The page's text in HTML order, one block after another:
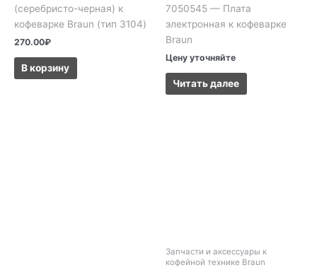
(серебристо-черная) к
кофеварке Braun (тип 3104)
270.00₽
В корзину
7050545 — Плата
электронная к кофеварке
Braun
Цену уточняйте
Читать далее
Запчасти и аксессуары к
кофейной технике Braun